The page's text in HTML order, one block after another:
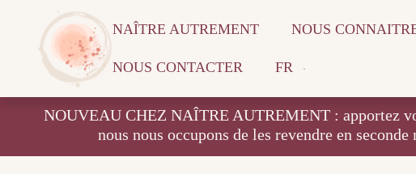
NAÎTRE AUTREMENT NOUS
NOUS CONTACTER FR
NOUVEAU CHEZ NAÎTRE AUTREMENT : apportez
nous nous occupons de les revendre en seconde